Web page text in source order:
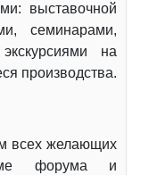
выставочной
семинарами,
на
производства.
всех желающих
форума и